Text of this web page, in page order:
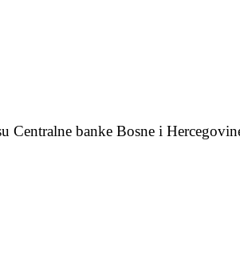
banke Bosne i